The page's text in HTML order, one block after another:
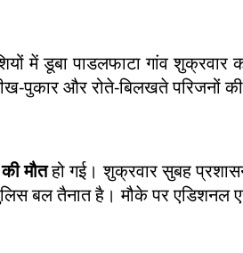
में डूबा पाडलफाटा गांव
पुकार और रोते-बिलखते परिजनों
मौतहो गई। शुक्रवार सुबह
बल तैनात है। मौके पर एडिशनल